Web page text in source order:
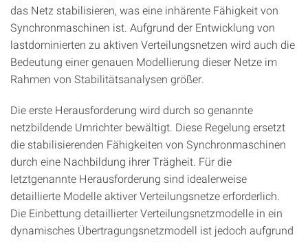
das Netz stabilisieren, was eine inhärente Fähigkeit von
Synchronmaschinen ist. Aufgrund der Entwicklung von
lastdominierten zu aktiven Verteilungsnetzen wird auch die
Bedeutung einer genauen Modellierung dieser Netze im
Rahmen von Stabilitätsanalysen größer.
Die erste Herausforderung wird durch so genannte
netzbildende Umrichter bewältigt. Diese Regelung ersetzt
die stabilisierenden Fähigkeiten von Synchronmaschinen
durch eine Nachbildung ihrer Trägheit. Für die
letztgenannte Herausforderung sind idealerweise
detaillierte Modelle aktiver Verteilungsnetze erforderlich.
Die Einbettung detaillierter Verteilungsnetzmodelle in ein
dynamisches Übertragungsnetzmodell ist jedoch aufgrund